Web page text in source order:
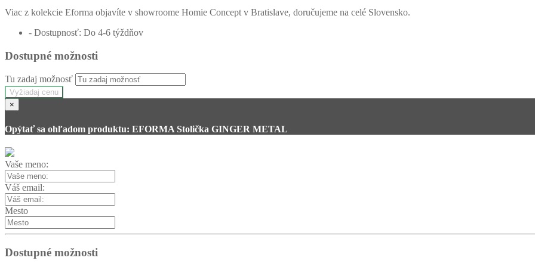
Viac z kolekcie Eforma objavíte v showroome Homie Concept v Bratislave, doručujeme na celé Slovensko.
- Dostupnosť: Do 4-6 týždňov
Dostupné možnosti
Tu zadaj možnosť
Vyžiadaj cenu
×
Opýtať sa ohľadom produktu: EFORMA Stolička GINGER METAL
Vaše meno:
Váš email:
Mesto
Dostupné možnosti